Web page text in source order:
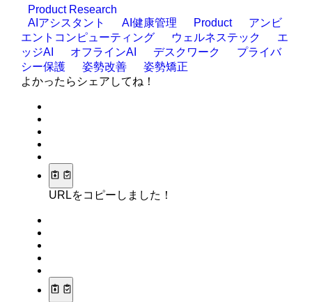
Product Research
AIアシスタント
AI健康管理 Product
アンビ
エントコンピューティング
ウェルネステック
エ
ッジAI
オフラインAI デスクワーク
プライバ
シー保護
姿勢改善
姿勢矯正
よかったらシェアしてね！
URLをコピーしました！